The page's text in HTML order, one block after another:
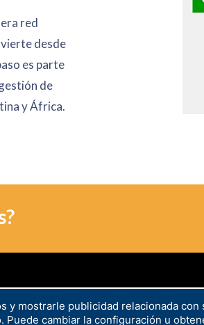
red
desde
es parte
de
y África.
mostrarle publicidad relacionada
cambiar la configuración u